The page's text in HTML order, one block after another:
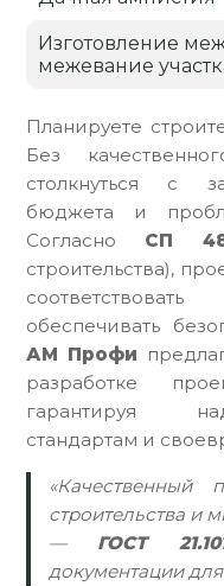
Планируете
Без
столкнуться с
бюджета и
Согласно СП
строительства),
обеспечивать
АМ Профи
разработке
гарантируя
стандартам и
строительства и
— ГОСТ
документации для
Изготовление
межевание